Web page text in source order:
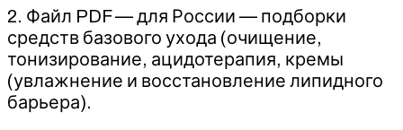
‌2. Файл PDF — для России — подборки
средств базового ухода (очищение,
тонизирование, ацидотерапия, кремы
(увлажнение и восстановление липидного
барьера).